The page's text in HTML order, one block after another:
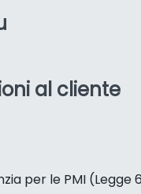
al cliente
per le PMI (Legge